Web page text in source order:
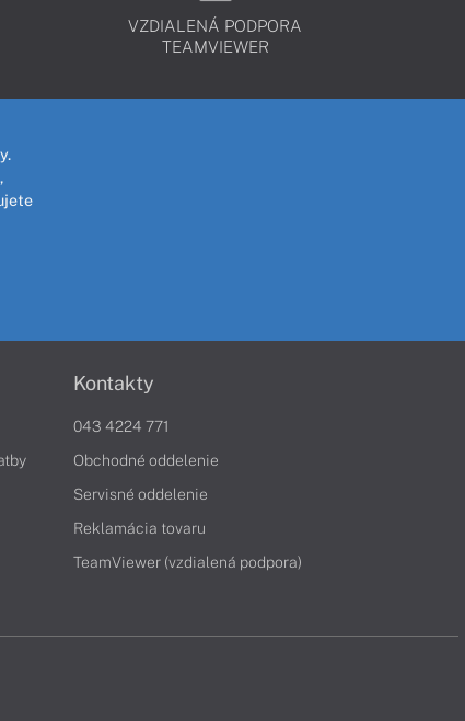
VZDIALENÁ PODPORA
TEAMVIEWER
Kontakty
043 4224 771
Obchodné oddelenie
Servisné oddelenie
Reklamácia tovaru
TeamViewer (vzdialená podpora)